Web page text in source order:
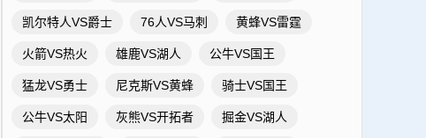
凯尔特人VS爵士 76人VS马刺 黄蜂VS雷霆
火箭VS热火 雄鹿VS湖人 公牛VS国王
猛龙VS勇士 尼克斯VS黄蜂 骑士VS国王
公牛VS太阳 灰熊VS开拓者 掘金VS湖人